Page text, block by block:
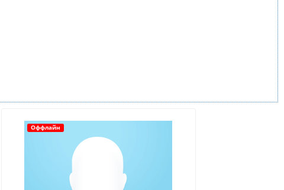
Оффлайн